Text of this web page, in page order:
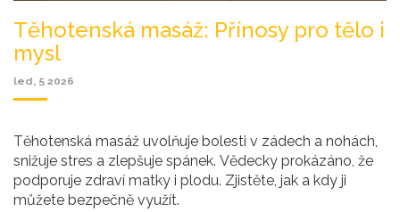
Těhotenská masáž: Přínosy pro tělo i
mysl
led, 5 2026
Těhotenská masáž uvolňuje bolesti v zádech a nohách,
snižuje stres a zlepšuje spánek. Vědecky prokázáno, že
podporuje zdraví matky i plodu. Zjistěte, jak a kdy ji
můžete bezpečně využít.